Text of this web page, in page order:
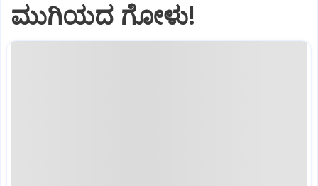
ಮುಗಿಯದ ಗೋಳು!